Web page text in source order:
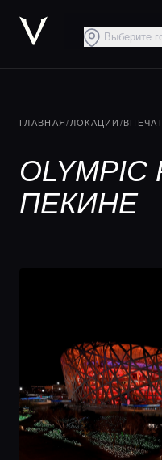
Выберите
ГЛАВНАЯ/ ЛОКАЦИИ /
OLYMPIC
ПЕКИНЕ